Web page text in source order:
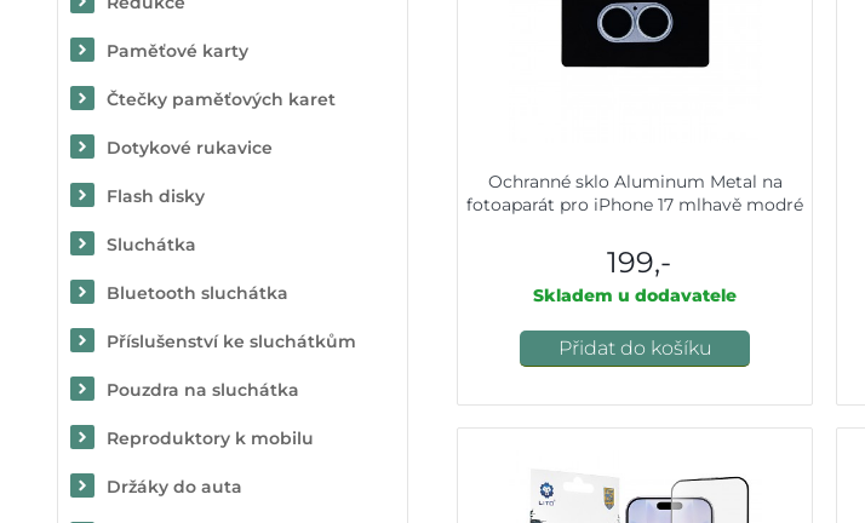
Paměťové karty
Čtečky paměťových karet
Dotykové rukavice
Flash disky
Sluchátka
Bluetooth sluchátka
Příslušenství ke sluchátkům
Pouzdra na sluchátka
Reproduktory k mobilu
Držáky do auta
Ochranné sklo Aluminum Metal na
fotoaparát pro iPhone 17 mlhavě modré
199,-
Skladem u dodavatele
Přidat do košíku